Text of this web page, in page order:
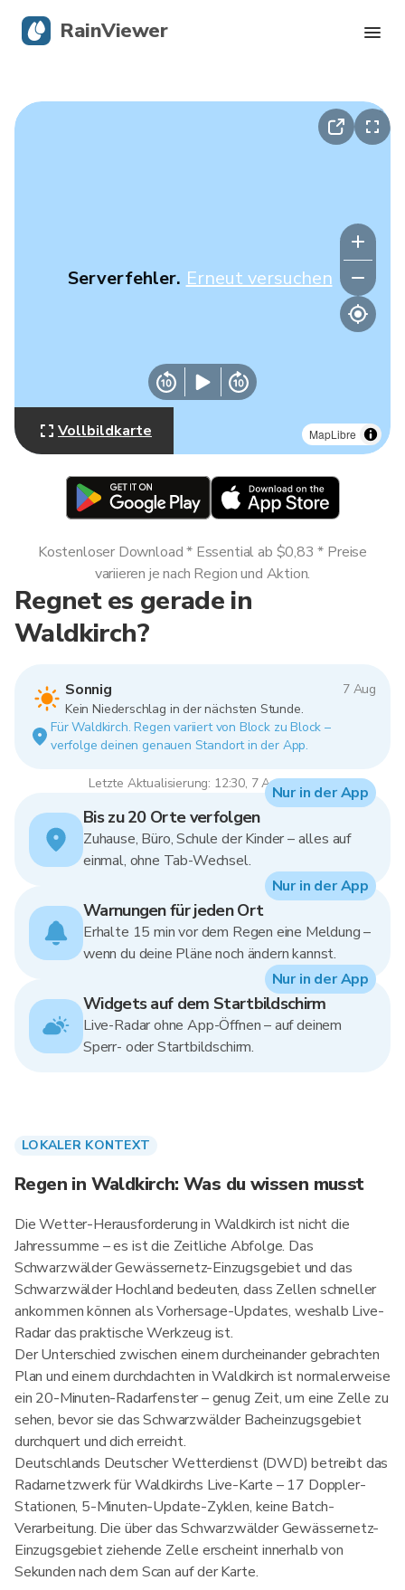
MapLibre
Serverfehler. Erneut versuchen
Vollbildkarte
Regnet es gerade in
Waldkirch?
Sonnig
7 Aug
Kein Niederschlag in der nächsten Stunde.
Für Waldkirch. Regen variiert von Block zu Block –
verfolge deinen genauen Standort in der App.
Letzte Aktualisierung: 12:30, 7 Aug 2026
Kostenloser Download * Essential ab $0,83 * Preise
variieren je nach Region und Aktion.
Bis zu 20 Orte verfolgen
Zuhause, Büro, Schule der Kinder – alles auf
einmal, ohne Tab-Wechsel.
Nur in der App
Warnungen für jeden Ort
Erhalte 15 min vor dem Regen eine Meldung –
wenn du deine Pläne noch ändern kannst.
Nur in der App
Widgets auf dem Startbildschirm
Live-Radar ohne App-Öffnen – auf deinem
Sperr- oder Startbildschirm.
Nur in der App
LOKALER KONTEXT
Regen in Waldkirch: Was du wissen musst
Die Wetter-Herausforderung in Waldkirch ist nicht die
Jahressumme – es ist die Zeitliche Abfolge. Das
Schwarzwälder Gewässernetz-Einzugsgebiet und das
Schwarzwälder Hochland bedeuten, dass Zellen schneller
ankommen können als Vorhersage-Updates, weshalb Live-
Radar das praktische Werkzeug ist.
Der Unterschied zwischen einem durcheinander gebrachten
Plan und einem durchdachten in Waldkirch ist normalerweise
ein 20-Minuten-Radarfenster – genug Zeit, um eine Zelle zu
sehen, bevor sie das Schwarzwälder Bacheinzugsgebiet
durchquert und dich erreicht.
Deutschlands Deutscher Wetterdienst (DWD) betreibt das
Radarnetzwerk für Waldkirchs Live-Karte – 17 Doppler-
Stationen, 5-Minuten-Update-Zyklen, keine Batch-
Verarbeitung. Die über das Schwarzwälder Gewässernetz-
Einzugsgebiet ziehende Zelle erscheint innerhalb von
Sekunden nach dem Scan auf der Karte.
RainViewer